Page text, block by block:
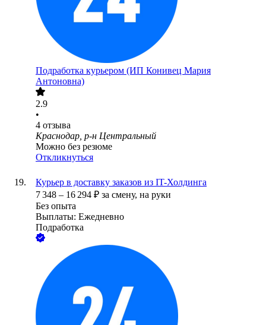
Подработка курьером (ИП Конивец Мария
Антоновна)
2.9
•
4 отзыва
Краснодар, р-н Центральный
Можно без резюме
Откликнуться
Курьер в доставку заказов из IT-Холдинга
7 348 – 16 294 ₽ за смену, на руки
Без опыта
Выплаты: Ежедневно
Подработка